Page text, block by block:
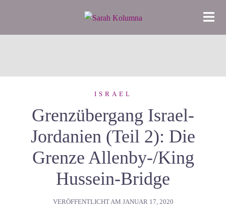
springen
ISRAEL
Grenzübergang Israel-
Jordanien (Teil 2): Die
Grenze Allenby-/King
Hussein-Bridge
VERÖFFENTLICHT AM JANUAR 17, 2020